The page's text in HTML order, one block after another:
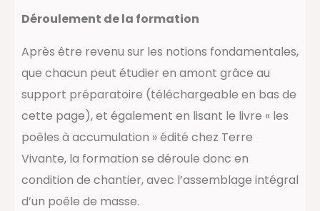
Déroulement de la formation
Après être revenu sur les notions fondamentales,
que chacun peut étudier en amont grâce au
support préparatoire (téléchargeable en bas de
cette page), et également en lisant le livre « les
poêles à accumulation » édité chez Terre
Vivante, la formation se déroule donc en
condition de chantier, avec l’assemblage intégral
d’un poêle de masse.